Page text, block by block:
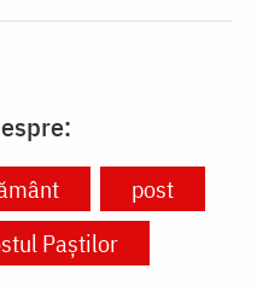
post
Paștilor